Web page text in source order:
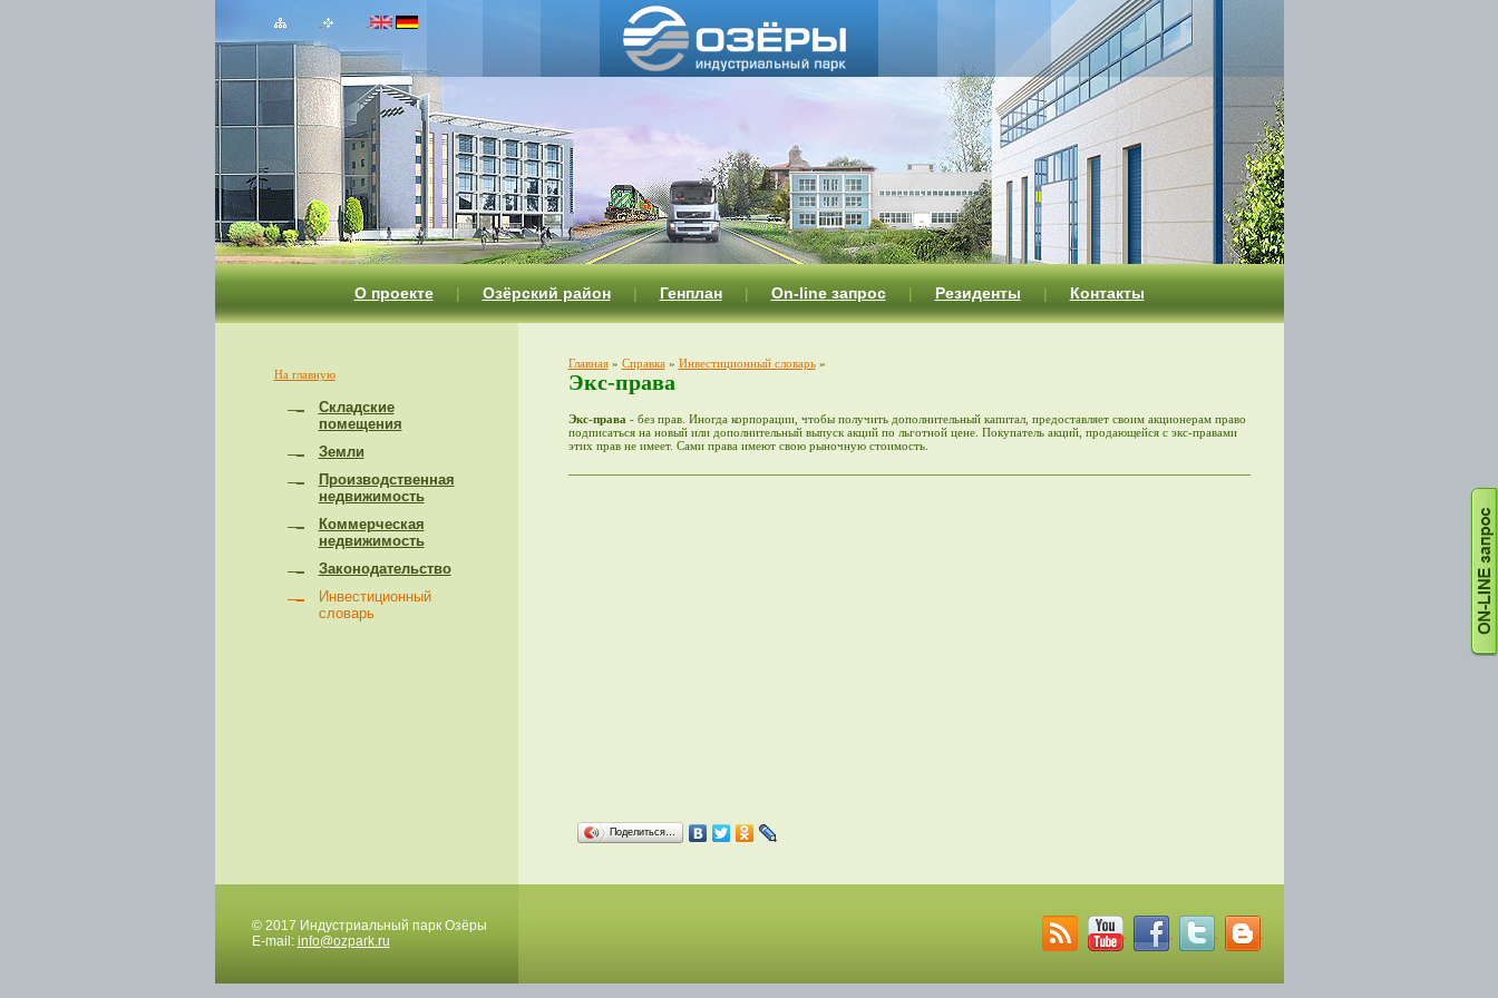
О проекте | Озёрский район | Генплан | On-line запрос | Резиденты | Контакты
На главную
Складские
помещения
Земли
Производственная
недвижимость
Коммерческая
недвижимость
Законодательство
Инвестиционный
словарь
Главная» Справка» Инвестиционный словарь»
Экс-права
Экс-права - без прав. Иногда корпорации, чтобы получить дополнительный капитал, предоставляет своим акционерам право
подписаться на новый или дополнительный выпуск акций по льготной цене. Покупатель акций, продающейся с экс-правами
этих прав не имеет. Сами права имеют свою рыночную стоимость.
Поделиться…
© 2017 Индустриальный парк Озёры
E-mail: info@ozpark.ru